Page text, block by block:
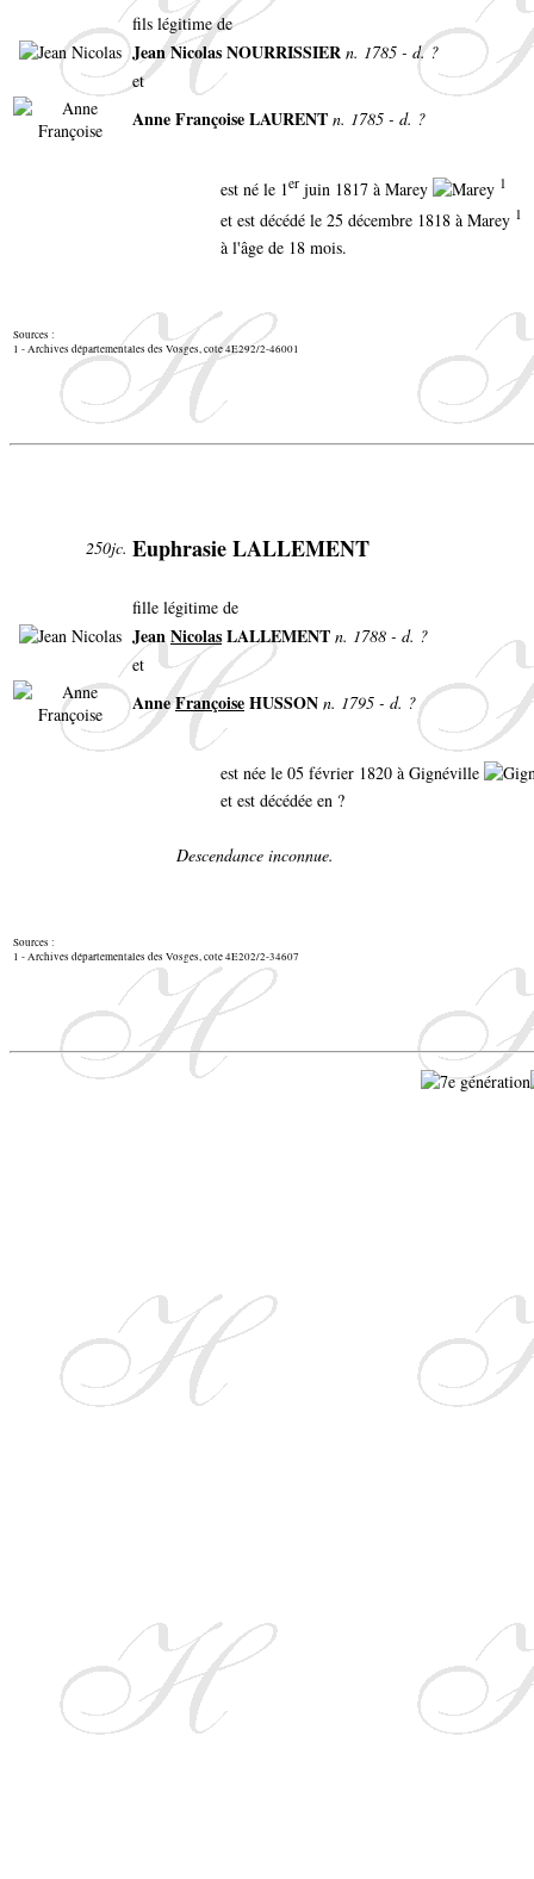
fils légitime de
Jean Nicolas NOURRISSIER n. 1785 - d. ?
et
Anne Françoise LAURENT n. 1785 - d. ?
est né le 1er juin 1817 à Marey 1
et est décédé le 25 décembre 1818 à Marey 1
à l'âge de 18 mois.
Sources :
1 - Archives départementales des Vosges, cote 4E292/2-46001
250jc. Euphrasie LALLEMENT
fille légitime de
JeanNicolasLALLEMENT n. 1788 - d. ?
et
AnneFrançoiseHUSSON n. 1795 - d. ?
est née le 05 février 1820 à Gignéville
et est décédée en ?
Descendance inconnue.
Sources :
1 - Archives départementales des Vosges, cote 4E202/2-34607